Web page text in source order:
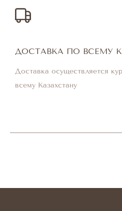
ДОСТАВКА ПО ВСЕМУ
Доставка осуществляется
всему Казахстану